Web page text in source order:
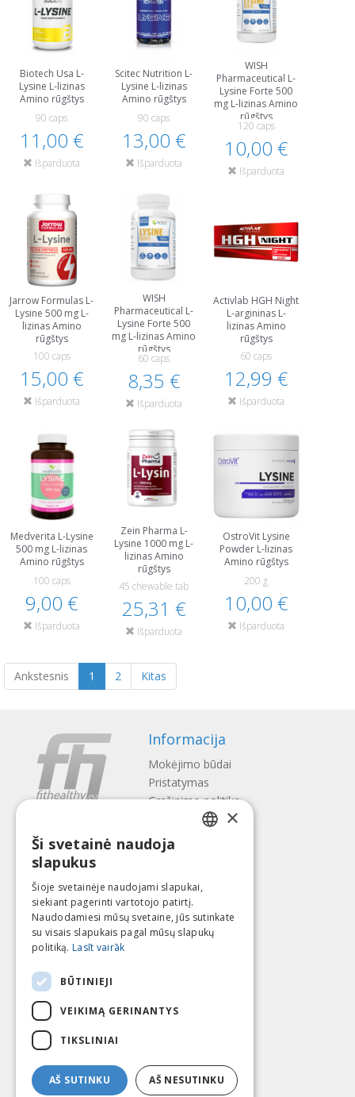
Biotech Usa L-
Lysine L-lizinas
Amino rūgštys
90 caps
11,00 €
Išparduota
Scitec Nutrition L-
Lysine L-lizinas
Amino rūgštys
90 caps
13,00 €
Išparduota
WISH
Pharmaceutical L-
Lysine Forte 500
mg L-lizinas Amino
rūgštys
120 caps
10,00 €
Išparduota
Jarrow Formulas L-
Lysine 500 mg L-
lizinas Amino
rūgštys
100 caps
15,00 €
Išparduota
WISH
Pharmaceutical L-
Lysine Forte 500
mg L-lizinas Amino
rūgštys
60 caps
8,35 €
Išparduota
Activlab HGH Night
L-argininas L-
lizinas Amino
rūgštys
60 caps
12,99 €
Išparduota
Medverita L-Lysine
500 mg L-lizinas
Amino rūgštys
100 caps
9,00 €
Išparduota
Zein Pharma L-
Lysine 1000 mg L-
lizinas Amino
rūgštys
45 chewable tab
25,31 €
Išparduota
OstroVit Lysine
Powder L-lizinas
Amino rūgštys
200 g
10,00 €
Išparduota
Ankstesnis 1 2 Kitas
Informacija
Mokėjimo būdai
Pristatymas
Gražinimo politika
Apie mus
Kontaktai
Privatumo politika
Sekite mus Surask mus
Mokėti su
LITHUANIAN
ESTONIAN
×
Ši svetainė naudoja
slapukus
Šioje svetainėje naudojami slapukai,
siekiant pagerinti vartotojo patirtį.
Naudodamiesi mūsų svetaine, jūs sutinkate
su visais slapukais pagal mūsų slapukų
politiką. Lasīt vairāk
BŪTINIEJI
VEIKIMĄ GERINANTYS
TIKSLINIAI
AŠ SUTINKU AŠ NESUTINKU